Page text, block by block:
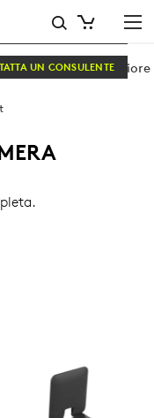
l’istruzione superiore
UN CONSULENTE